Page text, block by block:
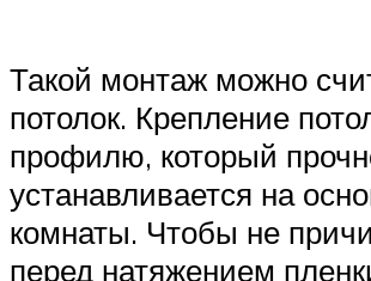
Такой монтаж можно
потолок. Крепление
профилю, который
устанавливается на
комнаты. Чтобы не
перед натяжением